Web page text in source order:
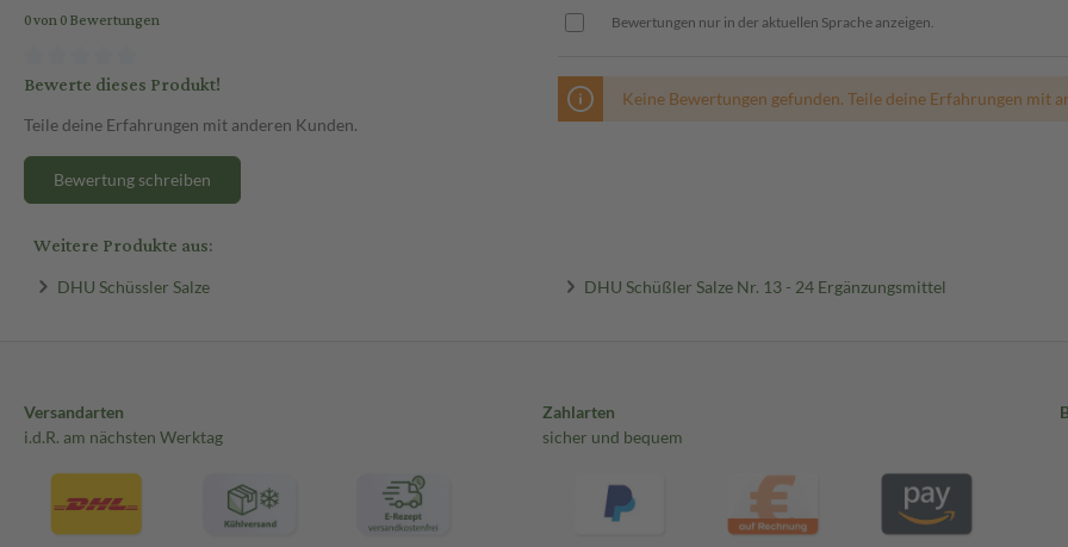
0 von 0 Bewertungen
Bewerte dieses Produkt!
Teile deine Erfahrungen mit anderen Kunden.
Bewertung schreiben
Bewertungen nur in der aktuellen Sprache anzeigen.
Keine Bewertungen gefunden. Teile deine Erfahrungen mit
Weitere Produkte aus:
DHU Schüssler Salze DHU Schüßler Salze Nr. 13 - 24 Ergänzungsmittel
Versandarten
i.d.R. am nächsten Werktag
Zahlarten
sicher und bequem